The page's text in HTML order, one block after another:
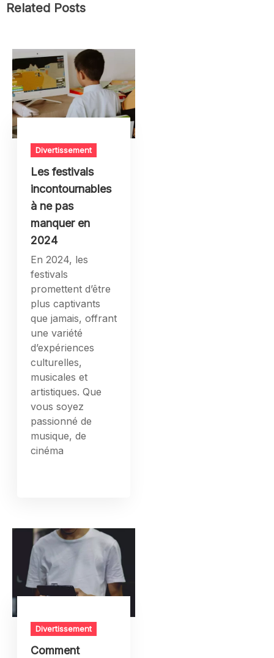
Related Posts
Divertissement
Les festivals
incontournables
à ne pas
manquer en
2024
En 2024, les
festivals
promettent d’être
plus captivants
que jamais, offrant
une variété
d’expériences
culturelles,
musicales et
artistiques. Que
vous soyez
passionné de
musique, de
cinéma
Divertissement
Comment